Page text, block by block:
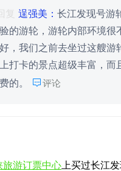
复 逞强美： 长江发现号游
的游轮，游轮内部环境很
，我们之前去坐过这艘游
打卡的景点超级丰富，而
的。
评论
旅游订票中心 上买过长江